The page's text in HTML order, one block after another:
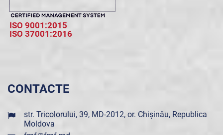
ISO 9001:2015
ISO 37001:2016
CONTACTE
str. Tricolorului, 39, MD-2012, or. Chișinău, Republica
Moldova